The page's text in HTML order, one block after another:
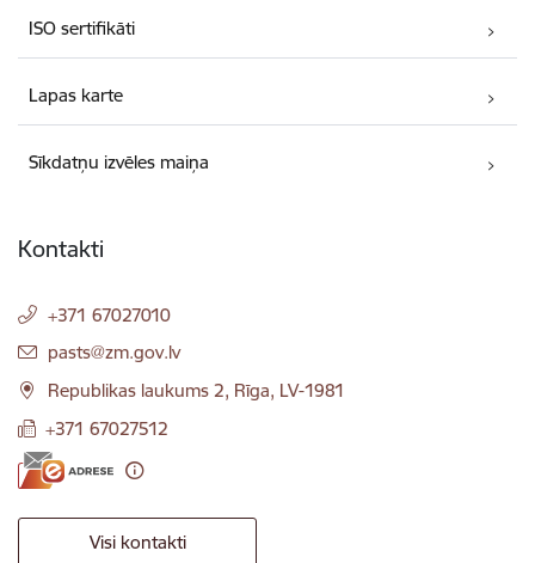
ISO sertifikāti
Lapas karte
Sīkdatņu izvēles maiņa
Kontakti
+371 67027010
E-pasts:
pasts@zm.gov.lv
Republikas laukums 2, Rīga, LV-1981
+371 67027512
Visi kontakti